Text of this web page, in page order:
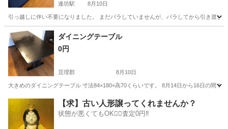
連坊駅 8月10日
引っ越しに伴い不要になりました。 まだバラしていませんが、バラしてから引き渡し
宮城 仙台市 連坊駅 ベッド
ダイニングテーブル
0円
亘理郡 8月10日
大きめのダイニングテーブル 寸法84×180×高70くらいです。 8月14日から16日の間
テーブル
【求】古い人形譲ってくれませんか？
状態が悪くてもOK🙆‍♀️査定0円‼️